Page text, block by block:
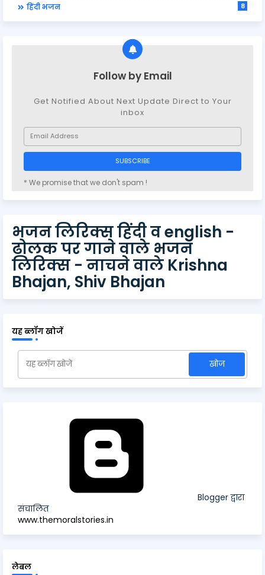
हिंदी भजन 8
Follow by Email
Get Notified About Next Update Direct to Your
inbox
* We promise that we don't spam !
भजन लिरिक्स हिंदी व english -
ढोलक पर गाने वाले भजन
लिरिक्स - नाचने वाले Krishna
Bhajan, Shiv Bhajan
यह ब्लॉग खोजें
Blogger द्वारा
संचालित
www.themoralstories.in
लेबल